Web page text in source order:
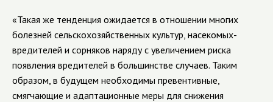
«Такая же тенденция ожидается в отношении многих
болезней сельскохозяйственных культур, насекомых-
вредителей и сорняков наряду с увеличением риска
появления вредителей в большинстве случаев. Таким
образом, в будущем необходимы превентивные,
смягчающие и адаптационные меры для снижения